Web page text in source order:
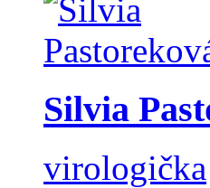
Silvia
virologička